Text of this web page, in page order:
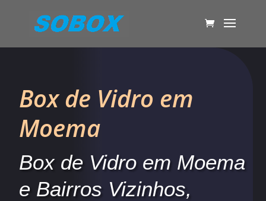
Box de Vidro em
Moema
Box de Vidro em Moema
e Bairros Vizinhos,